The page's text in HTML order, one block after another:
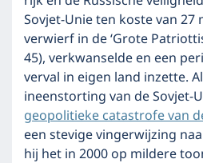
Sovjet-Unie ten koste van 27
verwierf in de ‘Grote
45), verkwanselde en een
verval in eigen land inzette.
ineenstorting van de Sovjet-
geopolitieke catastrofe van
een stevige vingerwijzing
hij het in 2000 op mildere